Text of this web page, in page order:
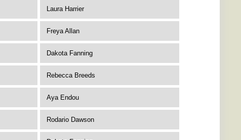
Laura Harrier
Freya Allan
Dakota Fanning
Rebecca Breeds
Aya Endou
Rodario Dawson